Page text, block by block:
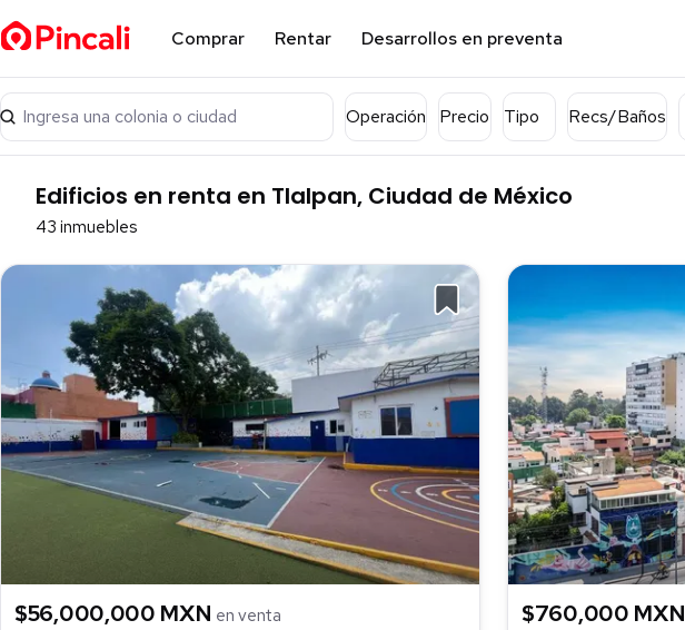
Comprar Rentar Desarrollos en preventa
Ingresa una colonia o ciudad Operación Precio Tipo Recs/Baños
Edificios en renta en Tlalpan, Ciudad de México
43 inmuebles
$56,000,000 MXN en venta $760,000 MXN